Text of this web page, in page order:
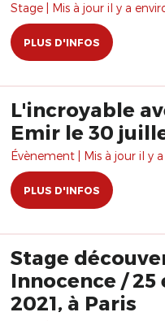
Stage | Mis à jour il y a
PLUS D'INFOS
L'incroyable
Emir le 30
Évènement | Mis à jour il y a
PLUS D'INFOS
Stage
Innocence /
2021, à Paris